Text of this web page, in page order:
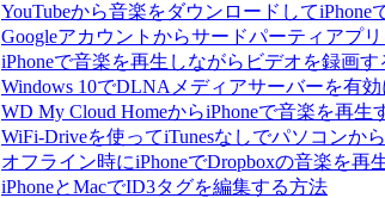
YouTubeから音楽をダウンロードして
Googleアカウントからサードパーティアプ
iPhoneで音楽を再生しながらビデオを録画す
Windows 10でDLNAメディアサーバーを有
WD My Cloud HomeからiPhoneで音楽を再生
WiFi-Driveを使ってiTunesなしでパソコンか
オフライン時にiPhoneでDropboxの音楽を再
iPhoneとMacでID3タグを編集する方法